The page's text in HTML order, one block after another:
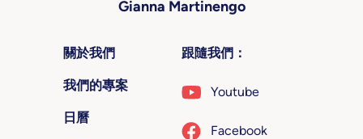
Gianna Martinengo
關於我們
我們的專案
日曆
跟隨我們：
Youtube
Facebook